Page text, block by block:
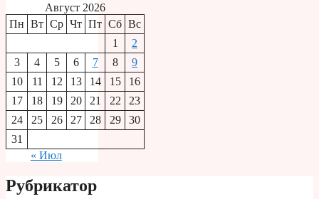
Август 2026
Пн Вт Ср Чт Пт Сб Вс
1
2
3
4 5 6 7 8
9
10
11 12 13 14 15
16
17
18 19 20 21 22
23
24
25 26 27 28 29
30
31
« Июл
Рубрикатор